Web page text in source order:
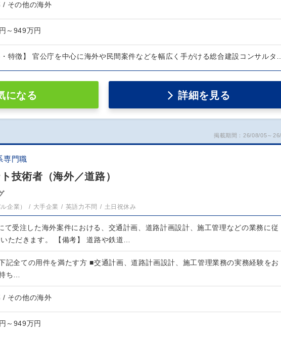
/ その他の海外
～949万円
・特徴】 官公庁を中心に海外や民間案件などを幅広く手がける総合建設コンサル
になる 詳細を見る
掲載期間：26/08/05～
専門職
技術者（海外／道路）
企業） 大手企業 英語力不問 土日祝休み
て受注した海外案件における、交通計画、道路計画設計、施工管理などの業務に従
ただきます。 【備考】 道路や鉄道…
記全ての用件を満たす方 ■交通計画、道路計画設計、施工管理業務の実務経験をお
ち…
/ その他の海外
～949万円